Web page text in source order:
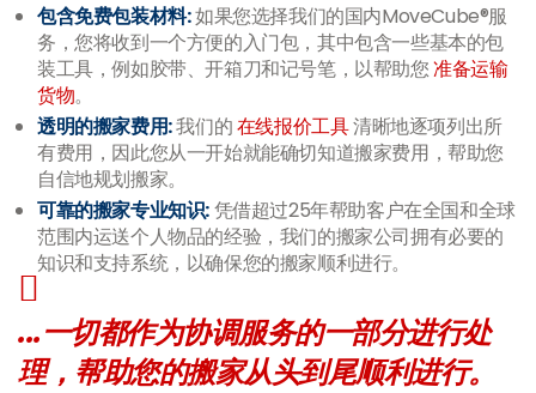
包含免费包装材料:如果您选择我们的国内MoveCube®服
务，您将收到一个方便的入门包，其中包含一些基本的包
装工具，例如胶带、开箱刀和记号笔，以帮助您准备运输
货物。
透明的搬家费用:我们的在线报价工具清晰地逐项列出所
有费用，因此您从一开始就能确切知道搬家费用，帮助您
自信地规划搬家。
可靠的搬家专业知识:凭借超过25年帮助客户在全国和全球
范围内运送个人物品的经验，我们的搬家公司拥有必要的
知识和支持系统，以确保您的搬家顺利进行。
...一切都作为协调服务的一部分进行处
理，帮助您的搬家从头到尾顺利进行。